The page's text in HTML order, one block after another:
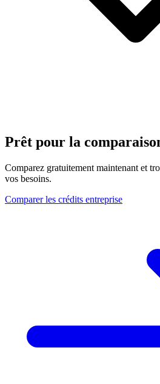
Prêt pour la
Comparez gratuitement maintenant et
vos besoins.
Comparer les crédits entreprise